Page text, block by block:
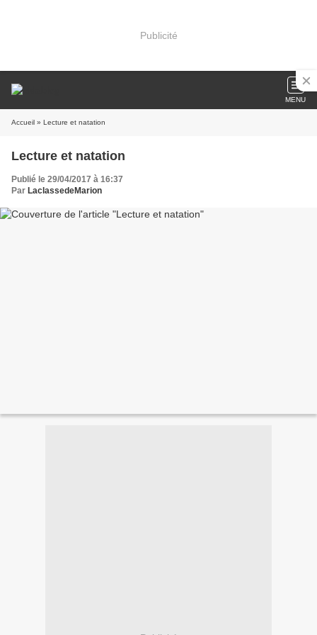
Publicité
MENU
Accueil » Lecture et natation
Lecture et natation
Publié le 29/04/2017 à 16:37
Par LaclassedeMarion